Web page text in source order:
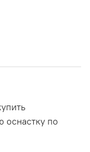
оснастку по